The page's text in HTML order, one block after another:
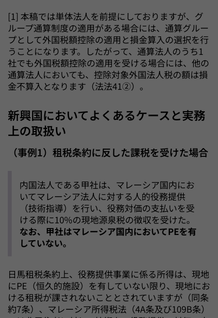
[1] 本稿では単体法人を前提にしておりますが、グ
ループ通算制度の適用がある場合には、通算グルー
プとして外国税額控除の適用と損金算入の選択を行
うことになります。したがって、通算法人のうち1
社でも外国税額控除の適用を受ける場合には、他の
通算法人においても、控除対象外国法人税の額は損
金不算入となります（法法41②）。
新興国においてよくあるケースと実務
上の取扱い
（事例1）租税条約に反した課税を受けた場合
内国法人である甲社は、マレーシア国内にお
いてマレーシア法人に対する人的役務提供
（技術指導）を行い、役務対価の支払いを受
ける際に10%の現地源泉税の徴収を受けた。
なお、甲社はマレーシア国内においてPEを有
していない。
日馬租税条約上、役務提供事業に係る所得は、現地
にPE（恒久的施設）を有していない限り、現地にお
ける租税が課されないこととされていますが（同条
約7条）、マレーシア所得税法（4A条及び109B条）